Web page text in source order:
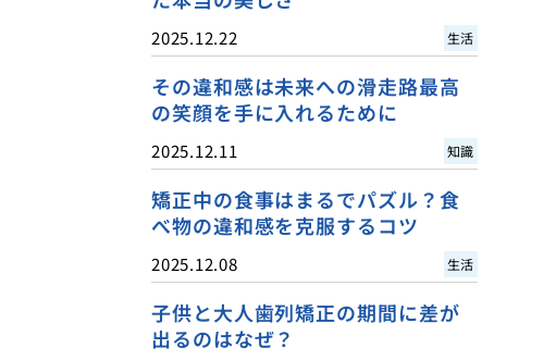
2025.12.22 生活
その違和感は未来への滑走路最高
の笑顔を手に入れるために
2025.12.11 知識
矯正中の食事はまるでパズル？食
べ物の違和感を克服するコツ
2025.12.08 生活
子供と大人歯列矯正の期間に差が
出るのはなぜ？